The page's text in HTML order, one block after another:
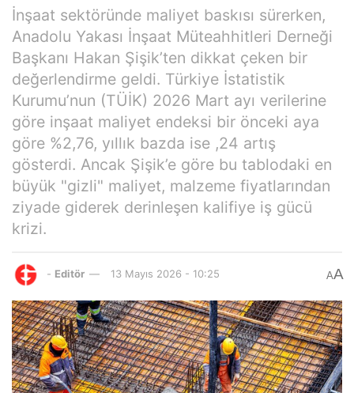
İnşaat sektöründe maliyet baskısı sürerken,
Anadolu Yakası İnşaat Müteahhitleri Derneği
Başkanı Hakan Şişik’ten dikkat çeken bir
değerlendirme geldi. Türkiye İstatistik
Kurumu’nun (TÜİK) 2026 Mart ayı verilerine
göre inşaat maliyet endeksi bir önceki aya
göre %2,76, yıllık bazda ise ,24 artış
gösterdi. Ancak Şişik’e göre bu tablodaki en
büyük "gizli" maliyet, malzeme fiyatlarından
ziyade giderek derinleşen kalifiye iş gücü
krizi.
- Editör 13 Mayıs 2026 - 10:25 AA